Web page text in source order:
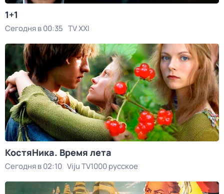
1+1
Сегодня в 00:35 TV XXI
КостяНика. Время лета
Сегодня в 02:10 Viju TV1000 русское